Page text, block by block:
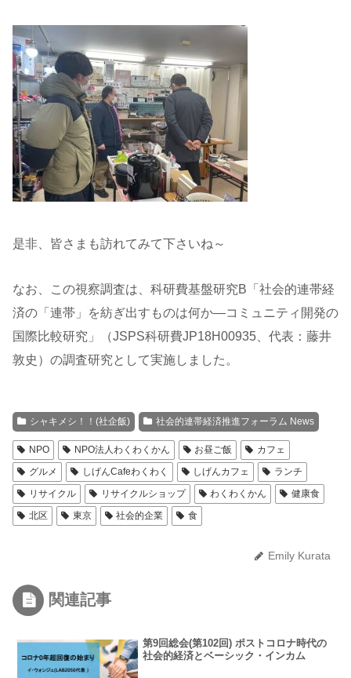
是非、皆さまも訪れてみて下さいね～
なお、この視察調査は 、科研費基盤研究B「社会的連帯経
済の「連帯」を紡ぎ出すものは何か―コミュニティ開発の
国際比較研究」（JSPS科研費JP18H00935、代表：藤井
敦史）の調査研究として実施しました。
シャキメシ！！(社企飯) 社会的連帯経済推進フォーラム News
NPO NPO法人わくわくかん お昼ご飯
カフェ
グルメ
しげんCafeわくわく しげんカフェ
ランチ
リサイクル
リサイクルショップ わくわくかん
健康食
北区
東京 社会的企業 食
Emily Kurata
関連記事
第9回総会(第102回) ポストコロナ時代の
社会的経済とベーシック・インカム